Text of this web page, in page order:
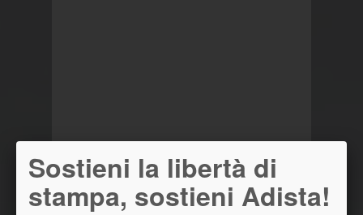
Sostieni la libertà di
stampa, sostieni Adista!